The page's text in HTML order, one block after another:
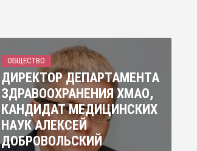
ОБЩЕСТВО
ДИРЕКТОР ДЕПАРТАМЕНТА
ЗДРАВООХРАНЕНИЯ ХМАО,
КАНДИДАТ МЕДИЦИНСКИХ
НАУК АЛЕКСЕЙ
ДОБРОВОЛЬСКИЙ